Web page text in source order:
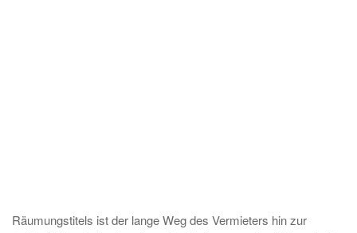
Räumungstitels ist der lange Weg des Vermieters hin zur